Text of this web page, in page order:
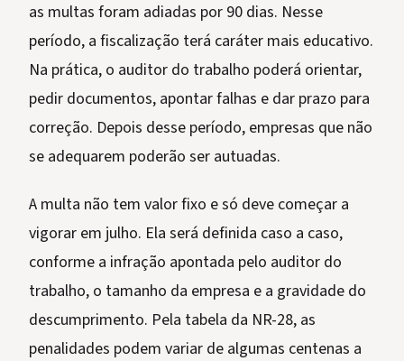
as multas foram adiadas por 90 dias. Nesse
período, a fiscalização terá caráter mais educativo.
Na prática, o auditor do trabalho poderá orientar,
pedir documentos, apontar falhas e dar prazo para
correção. Depois desse período, empresas que não
se adequarem poderão ser autuadas.
A multa não tem valor fixo e só deve começar a
vigorar em julho. Ela será definida caso a caso,
conforme a infração apontada pelo auditor do
trabalho, o tamanho da empresa e a gravidade do
descumprimento. Pela tabela da NR-28, as
penalidades podem variar de algumas centenas a